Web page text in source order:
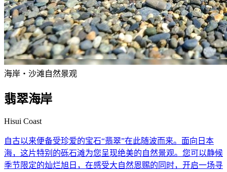
海岸・沙滩自然景观
翡翠海岸
Hisui Coast
自古以来便备受珍爱的宝石“翡翠”在此随波而来。面向日本
海，这片特别的砾石滩为您呈现绝美的自然景观。您可以静候
季节限定的灿烂旭日，在感受大自然恩赐的同时，开启一场寻